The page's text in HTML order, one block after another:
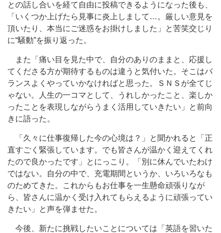
との話し合いを経て自由に投稿できるようになった後も、
「いくつか上げたら見事に炎上しまして…。厳しい意見を
頂いたり、本当にご迷惑をお掛けしました」と苦笑交じり
に“騒動”を振り返った。
また「痛い目を見た中で、自分のありのままと、応援し
てくださる方が期待するものは違うと気付いた。そこはバ
ランスよくやっていかなければと思った。ＳＮＳが全てじ
ゃない。人生の一コマとして、うれしかったこと、楽しか
ったことを表現しながらうまく活用していきたい」と前向
きに語った。
「久々に仕事復帰した今の心境は？」と聞かれると「正
直すごく緊張しています。でも皆さんが温かく迎えてくれ
たので良かったです」とにっこり。「別に休んでいたわけ
ではない。自分の中で、充電期間というか、いろいろなも
のためてきた。これからもお仕事を一生懸命頑張りなが
ら、皆さんに温かく受け入れてもらえるように頑張ってい
きたい」と声を弾ませた。
今後、新たに挑戦したいことについては「英語を習いた